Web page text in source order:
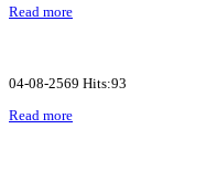
Read more
04-08-2569 Hits:93
Read more